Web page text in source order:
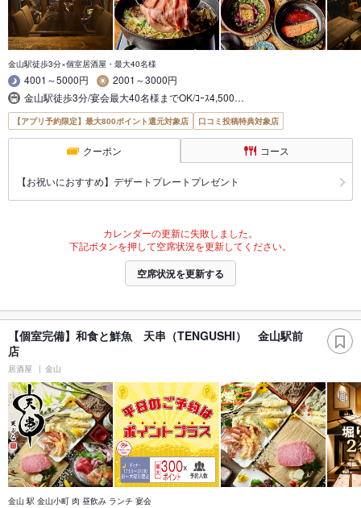
金山駅徒歩3分×個室居酒屋・最大40名様
4001～5000円
2001～3000円
金山駅徒歩3分/宴会最大40名様までOK/ｺｰｽ4,500…
【アプリ予約限定】最大800ポイント還元対象店 口コミ投稿特典対象店
クーポン コース
【お祝いにおすすめ】デザートプレートプレゼント
カレンダーの更新に失敗しました。
下記ボタンを押して空席状況を更新してください。
空席状況を更新する
【個室完備】和食と鮮魚 天串（TENGUSHI） 金山駅前
店
居酒屋 金山
金山 駅 金山小町 肉 昼飲み ランチ 宴会